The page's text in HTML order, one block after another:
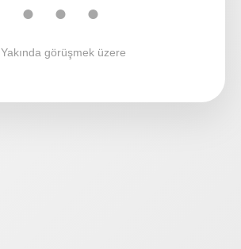
● ● ●
Yakında görüşmek üzere